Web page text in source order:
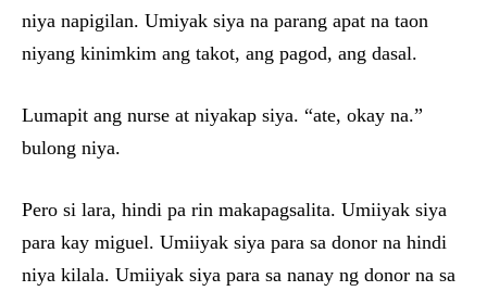
niya napigilan. Umiyak siya na parang apat na taon
niyang kinimkim ang takot, ang pagod, ang dasal.
Lumapit ang nurse at niyakap siya. “ate, okay na.”
bulong niya.
Pero si lara, hindi pa rin makapagsalita. Umiiyak siya
para kay miguel. Umiiyak siya para sa donor na hindi
niya kilala. Umiiyak siya para sa nanay ng donor na sa